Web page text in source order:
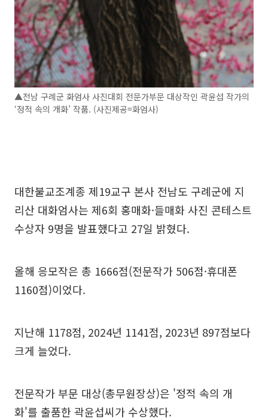
▲전남 구례군 화엄사 사진대회 전문가부문 대상작인 곽윤섭 작가의
‘정적 속의 개화’ 작품. (사진제공=화엄사)
대한불교조계종 제19교구 본사 전남도 구례군에 지
리산 대화엄사는 제6회 홍매화·들매화 사진 콘테스트
수상자 9명을 발표했다고 27일 밝혔다.
올해 응모작은 총 1666점(전문작가 506점·휴대폰
1160점)이었다.
지난해 1178점, 2024년 1141점, 2023년 897점보다
크게 늘었다.
전문작가 부문 대상(총무원장상)은 '정적 속의 개
화'를 출품한 곽윤섭씨가 수상했다.